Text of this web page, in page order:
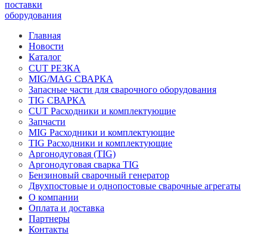
Главная
Новости
Каталог
CUT РЕЗКА
MIG/MAG СВАРКА
Запасные части для сварочного оборудования
TIG СВАРКА
CUT Расходники и комплектующие
Запчасти
MIG Расходники и комплектующие
TIG Расходники и комплектующие
Аргонодуговая (TIG)
Аргонодуговая сварка TIG
Бензиновый сварочный генератор
Двухпостовые и однопостовые сварочные агрегаты
О компании
Оплата и доставка
Партнеры
Контакты